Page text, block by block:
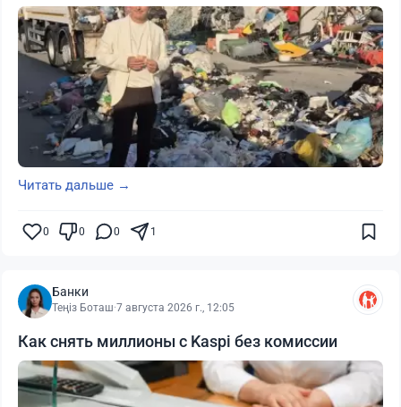
Читать дальше →
0 0 0 1
Банки
Теңіз Боташ·7 августа 2026 г., 12:05
Как снять миллионы с Kaspi без комиссии